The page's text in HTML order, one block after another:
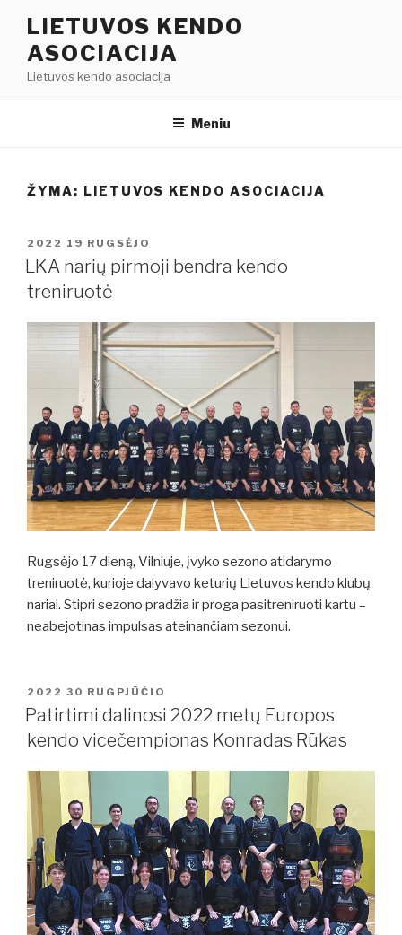
turinio
LIETUVOS KENDO
ASOCIACIJA
Lietuvos kendo asociacija
Meniu
ŽYMA: LIETUVOS KENDO ASOCIACIJA
PASKELBTA
2022 19 RUGSĖJO
LKA narių pirmoji bendra kendo
treniruotė
Rugsėjo 17 dieną, Vilniuje, įvyko sezono atidarymo
treniruotė, kurioje dalyvavo keturių Lietuvos kendo klubų
nariai. Stipri sezono pradžia ir proga pasitreniruoti kartu –
neabejotinas impulsas ateinančiam sezonui.
PASKELBTA
2022 30 RUGPJŪČIO
Patirtimi dalinosi 2022 metų Europos
kendo vicečempionas Konradas Rūkas